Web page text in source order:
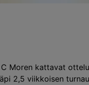
Moren kattavat
2,5 viikkoisen